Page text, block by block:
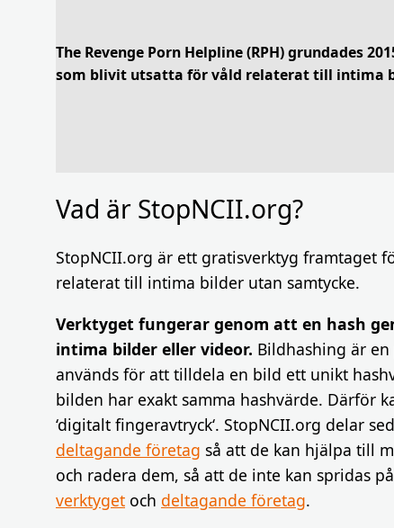
The Revenge Porn Helpline (RPH) grundades
som blivit utsatta för våld relaterat till intima
Vad är StopNCII.org?
StopNCII.org är ett gratisverktyg framtaget
relaterat till intima bilder utan samtycke.
Verktyget fungerar genom att en hash
intima bilder eller videor. Bildhashing är
används för att tilldela en bild ett unikt
bilden har exakt samma hashvärde. Därför
‘digitalt fingeravtryck‘. StopNCII.org delar
deltagande företag så att de kan hjälpa till
och radera dem, så att de inte kan spridas
verktyget och deltagande företag.